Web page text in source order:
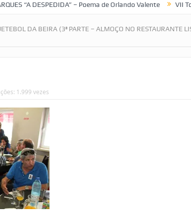
DESPEDIDA” – Poema de Orlando Valente VII Torneio
DA BEIRA (3ª PARTE – ALMOÇO NO RESTAURANTE
1.999 vezes